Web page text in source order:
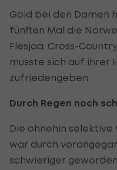
Gold bei den Damen
fünften Mal die
Flesjaa. Cross-
musste sich auf ihrer
zufriedengeben.
Durch Regen noch
Die ohnehin
war durch
schwieriger geworden.